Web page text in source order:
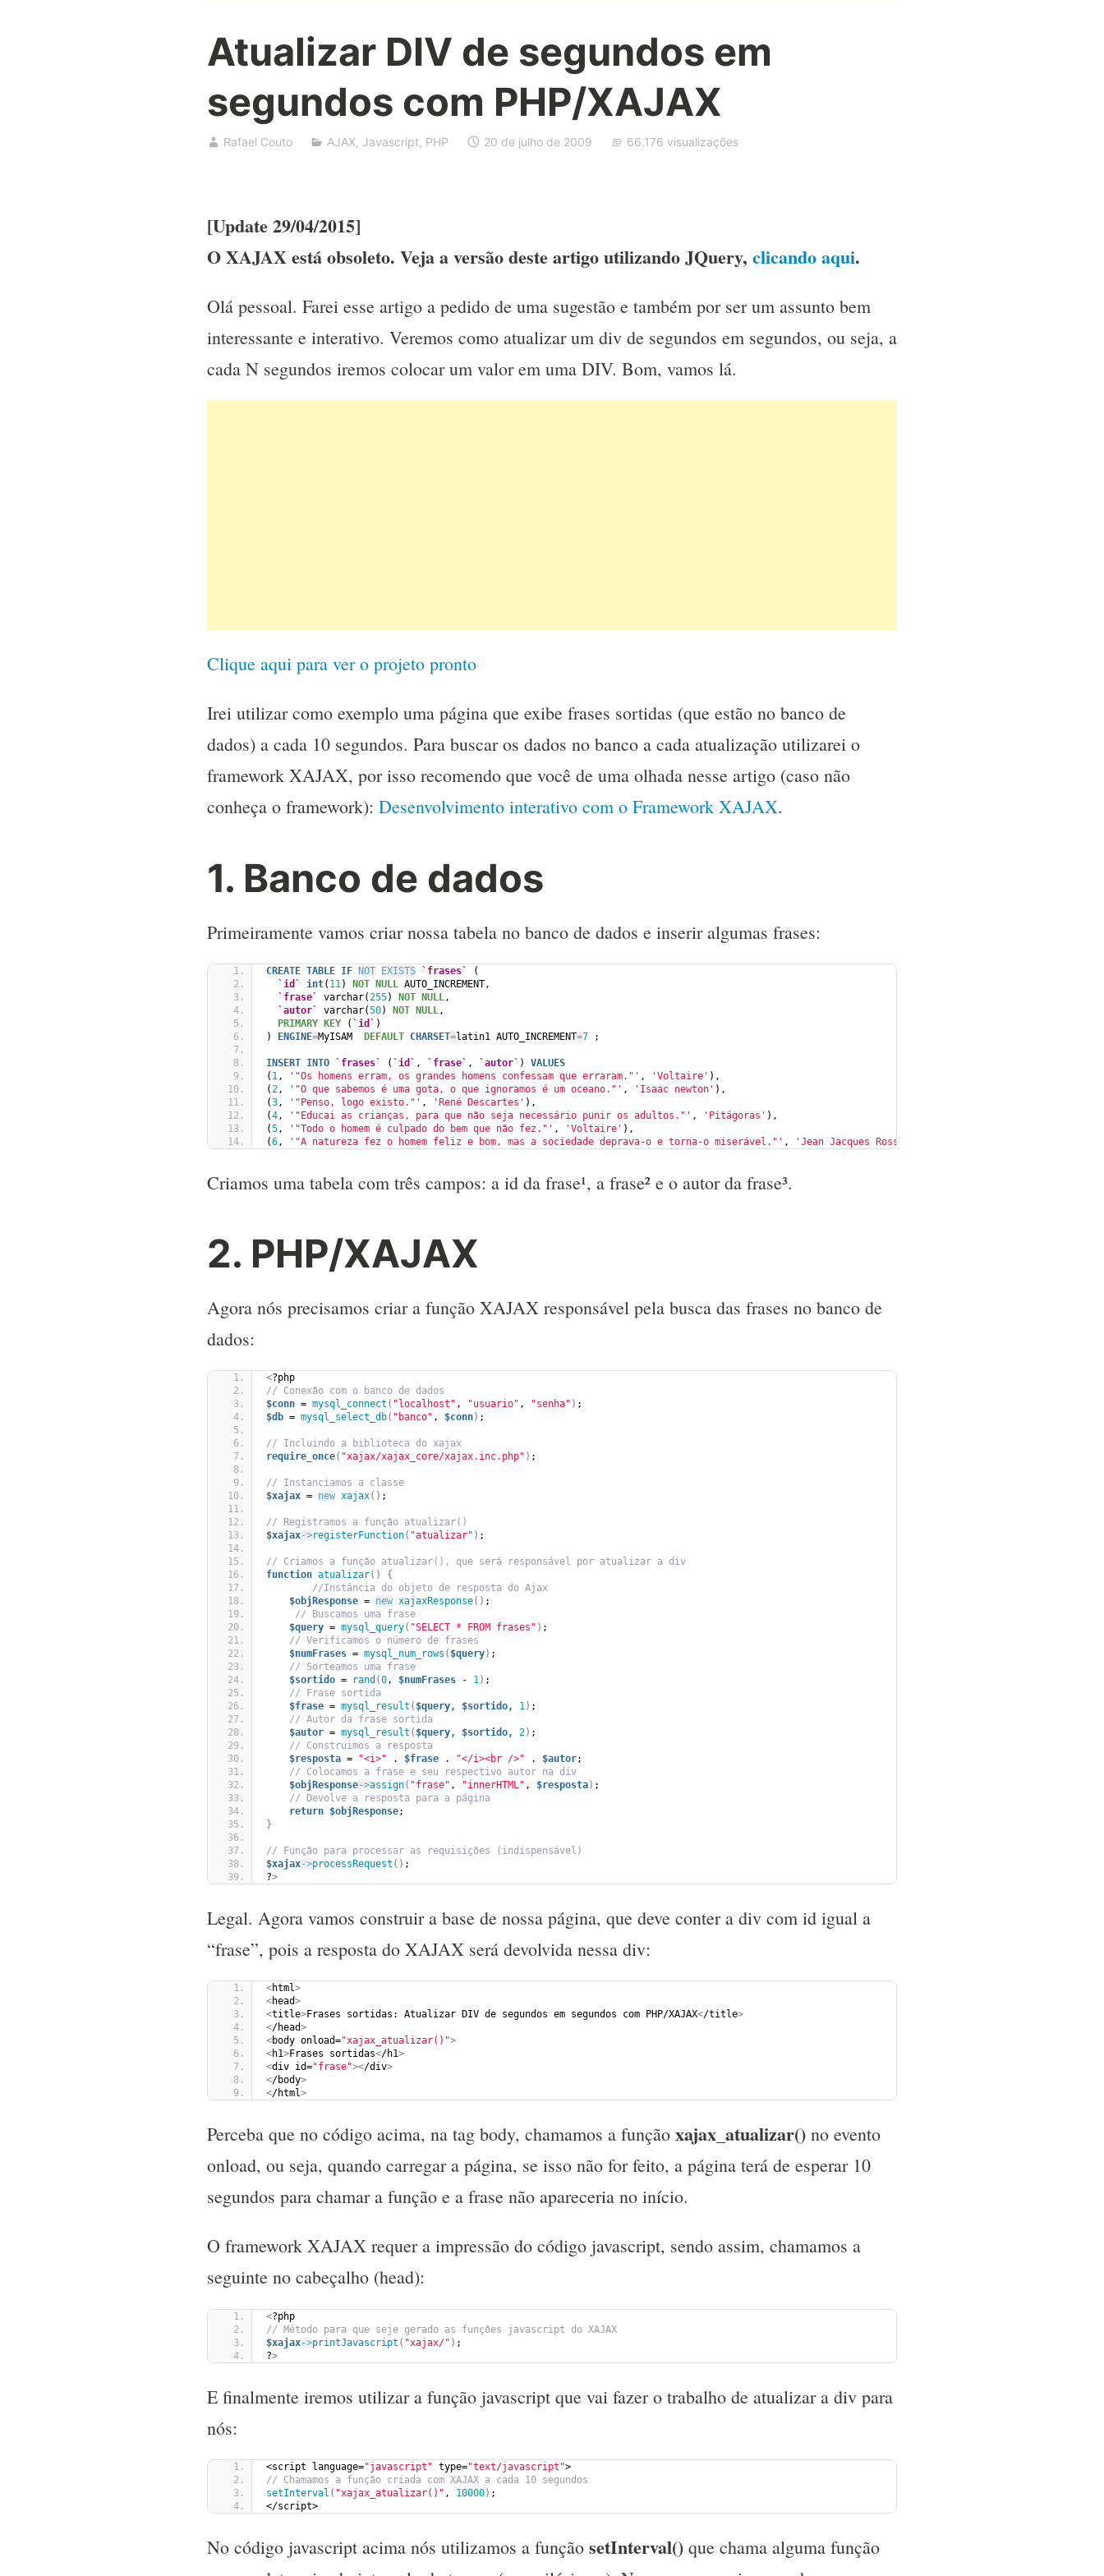
Atualizar DIV de segundos em
segundos com PHP/XAJAX
Rafael Couto AJAX, Javascript, PHP 20 de julho de 2009 66.176 visualizações
[Update 29/04/2015]
O XAJAX está obsoleto. Veja a versão deste artigo utilizando JQuery, clicando aqui.
Olá pessoal. Farei esse artigo a pedido de uma sugestão e também por ser um assunto bem
interessante e interativo. Veremos como atualizar um div de segundos em segundos, ou seja, a
cada N segundos iremos colocar um valor em uma DIV. Bom, vamos lá.
Clique aqui para ver o projeto pronto
Irei utilizar como exemplo uma página que exibe frases sortidas (que estão no banco de
dados) a cada 10 segundos. Para buscar os dados no banco a cada atualização utilizarei o
framework XAJAX, por isso recomendo que você de uma olhada nesse artigo (caso não
conheça o framework): Desenvolvimento interativo com o Framework XAJAX.
1. Banco de dados
Primeiramente vamos criar nossa tabela no banco de dados e inserir algumas frases:
CREATE TABLE IF NOT EXISTS `frases`
(
`id`
int( 11 ) NOT NULL
AUTO_INCREMENT,
`frase`
varchar( 255) NOT NULL ,
`autor`
varchar(50) NOT NULL ,
PRIMARY KEY ( `id` )
) ENGINE=MyISAM DEFAULT CHARSET=latin1 AUTO_INCREMENT=7 ;
INSERT INTO `frases` ( `id` , `frase` , `autor` ) VALUES
( 1 , '"Os homens erram, os grandes homens confessam que erraram."' , 'Voltaire' ),
( 2 , '"O que sabemos é uma gota, o que ignoramos é um oceano."' , 'Isaac newton' ),
(3 , '"Penso, logo existo."' , 'René Descartes' ),
(4 , '"Educai as crianças, para que não seja necessário punir os adultos."' , 'Pitágoras' ),
(5 , '"Todo o homem é culpado do bem que não fez."' , 'Voltaire' ),
(6 , '"A natureza fez o homem feliz e bom, mas a sociedade deprava-o e torna-o miserável."' , 'Jean Jacques Rosseau'
Criamos uma tabela com três campos: a id da frase¹, a frase² e o autor da frase³.
2. PHP/XAJAX
Agora nós precisamos criar a função XAJAX responsável pela busca das frases no banco de
dados:
<?php
// Conexão com o banco de dados
$conn = mysql_connect ( "localhost" , "usuario" , "senha" ) ;
$db = mysql_select_db( "banco" , $conn) ;
// Incluindo a biblioteca do xajax
require_once( "xajax/xajax_core/xajax.inc.php" ) ;
// Instanciamos a classe
$xajax = new xajax() ;
// Registramos a função atualizar()
$xajax->registerFunction( "atualizar" ) ;
// Criamos a função atualizar(), que será responsável por atualizar a div
function atualizar()
{
//Instância do objeto de resposta do Ajax
$objResponse = new xajaxResponse() ;
// Buscamos uma frase
$query = mysql_query( "SELECT * FROM frases" ) ;
// Verificamos o número de frases
$numFrases = mysql_num_rows ( $query) ;
// Sorteamos uma frase
$sortido = rand (0, $numFrases - 1) ;
// Frase sortida
$frase = mysql_result ( $query, $sortido, 1) ;
// Autor da frase sortida
$autor = mysql_result ( $query, $sortido, 2) ;
// Construimos a resposta
$resposta = "<i>" . $frase . "</i><br />" . $autor;
// Colocamos a frase e seu respectivo autor na div
$objResponse->assign( "frase" , "innerHTML" , $resposta) ;
// Devolve a resposta para a página
return $objResponse;
}
// Função para processar as requisições (indispensável)
$xajax->processRequest () ;
?>
Legal. Agora vamos construir a base de nossa página, que deve conter a div com id igual a
“frase”, pois a resposta do XAJAX será devolvida nessa div:
<html>
<head>
<title>Frases sortidas: Atualizar DIV de segundos em segundos com PHP/XAJAX</title>
</head>
<body onload="xajax_atualizar()">
<h1>Frases sortidas</h1>
<div id="frase"></div>
</body>
</html>
Perceba que no código acima, na tag body, chamamos a função xajax_atualizar() no evento
onload, ou seja, quando carregar a página, se isso não for feito, a página terá de esperar 10
segundos para chamar a função e a frase não apareceria no início.
O framework XAJAX requer a impressão do código javascript, sendo assim, chamamos a
seguinte no cabeçalho (head):
<?php
// Método para que seje gerado as funções javascript do XAJAX
$xajax->printJavascript ( "xajax/" ) ;
?>
E finalmente iremos utilizar a função javascript que vai fazer o trabalho de atualizar a div para
nós:
<script language="javascript" type="text/javascript">
// Chamamos a função criada com XAJAX a cada 10 segundos
setInterval ( "xajax_atualizar()" , 10000) ;
</script>
No código javascript acima nós utilizamos a função setInterval() que chama alguma função